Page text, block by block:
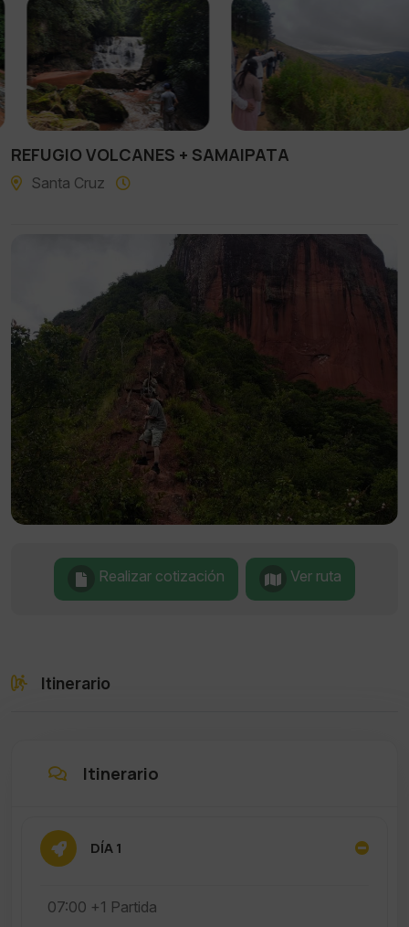
REFUGIO VOLCANES + SAMAIPATA
Santa Cruz
Realizar cotización Ver ruta
Itinerario
Itinerario
DÍA 1
07:00 +1 Partida